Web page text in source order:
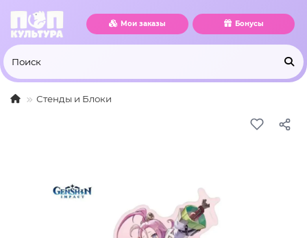
Мои заказы Бонусы
Стенды и Блоки